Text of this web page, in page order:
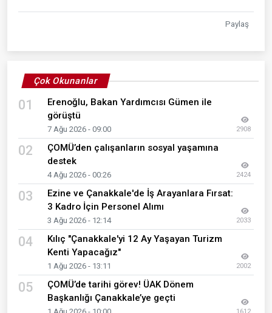
Paylaş
Çok Okunanlar
01
Erenoğlu, Bakan Yardımcısı Gümen ile
görüştü
7 Ağu 2026 - 09:00 2908
02
ÇOMÜ’den çalışanların sosyal yaşamına
destek
4 Ağu 2026 - 00:26 2424
03
Ezine ve Çanakkale'de İş Arayanlara Fırsat:
3 Kadro İçin Personel Alımı
3 Ağu 2026 - 12:14 2033
04
Kılıç "Çanakkale'yi 12 Ay Yaşayan Turizm
Kenti Yapacağız"
1 Ağu 2026 - 13:11 2002
05
ÇOMÜ’de tarihi görev! ÜAK Dönem
Başkanlığı Çanakkale’ye geçti